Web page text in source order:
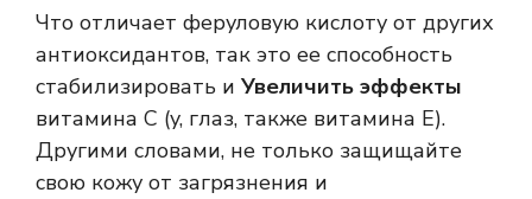
Что отличает феруловую кислоту от других
антиоксидантов, так это ее способность
стабилизировать и Увеличить эффекты
витамина С (y, глаз, также витамина Е).
Другими словами, не только защищайте
свою кожу от загрязнения и